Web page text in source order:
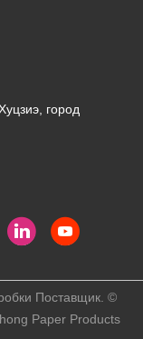
город
Поставщик. ©
Paper Products